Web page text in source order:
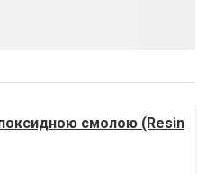
смолою (Resin